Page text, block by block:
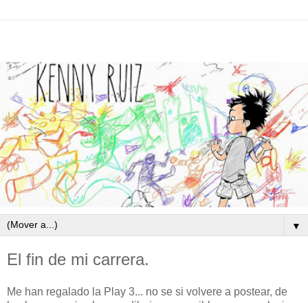
▼
El fin de mi carrera.
Me han regalado la Play 3... no se si volvere a postear, de